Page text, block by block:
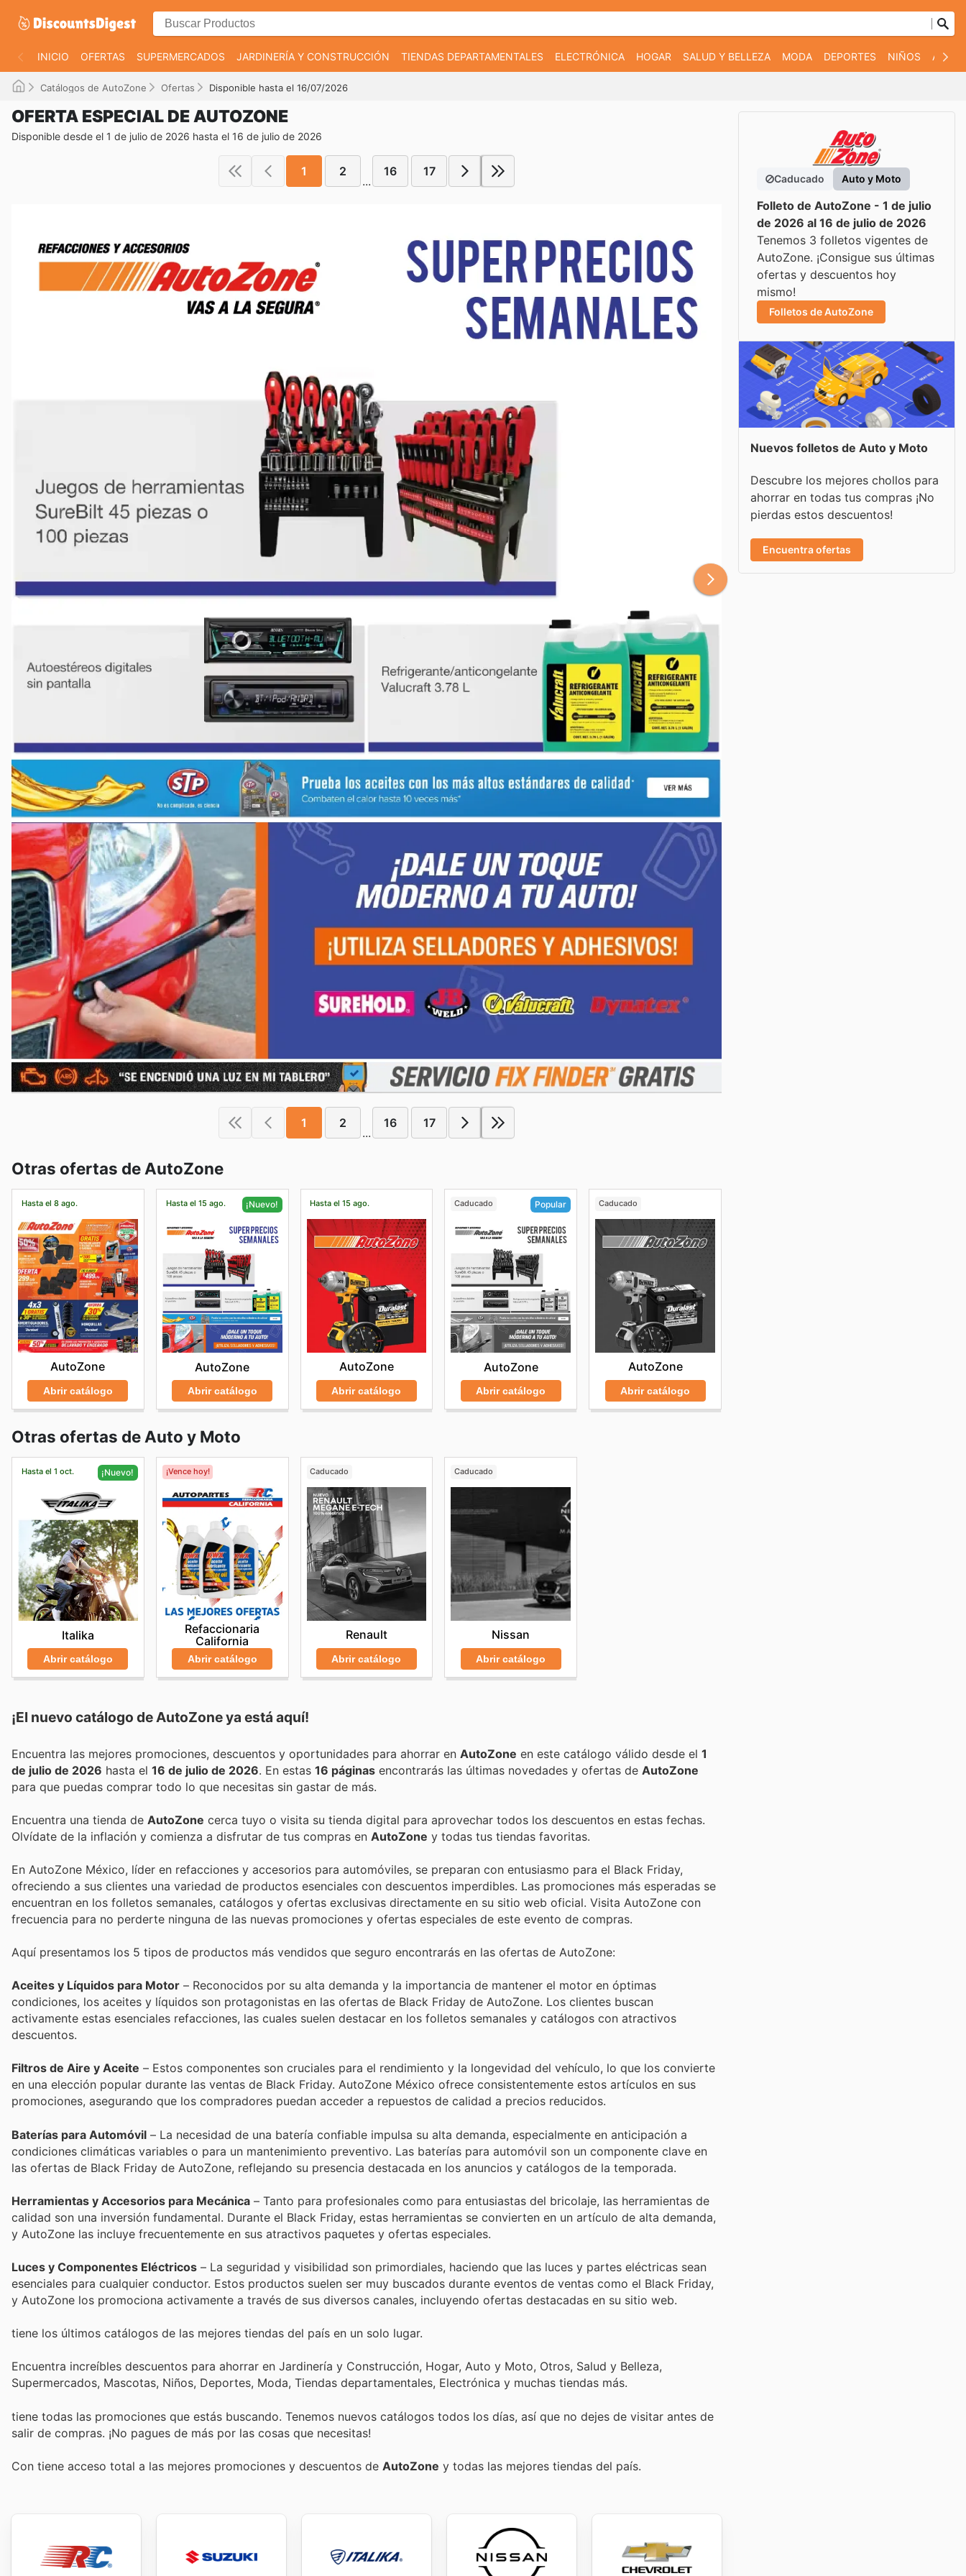
INICIO OFERTAS SUPERMERCADOS JARDINERÍA Y CONSTRUCCIÓN TIENDAS DEPARTAMENTALES ELECTRÓNICA HOGAR SALUD Y BELLEZA MODA DEPORTES NIÑOS AUTO
Catálogos de AutoZone Ofertas Disponible hasta el 16/07/2026
OFERTA ESPECIAL DE AUTOZONE
Disponible desde el 1 de julio de 2026 hasta el 16 de julio de 2026
1 2
...
16 17
1 2
...
16 17
Otras ofertas de AutoZone
Hasta el 8 ago.
AutoZone
Abrir catálogo
Hasta el 15 ago. ¡Nuevo!
AutoZone
Abrir catálogo
Hasta el 15 ago.
AutoZone
Abrir catálogo
Caducado Popular
AutoZone
Abrir catálogo
Caducado
AutoZone
Abrir catálogo
Otras ofertas de Auto y Moto
Hasta el 1 oct. ¡Nuevo!
Italika
Abrir catálogo
¡Vence hoy!
Refaccionaria
California
Abrir catálogo
Caducado
Renault
Abrir catálogo
Caducado
Nissan
Abrir catálogo
¡El nuevo catálogo de AutoZoneya está aquí!
Encuentra las mejores promociones, descuentos y oportunidades para ahorrar en AutoZone en este catálogo válido desde el 1
de julio de 2026 hasta el 16 de julio de 2026 . En estas 16 páginas encontrarás las últimas novedades y ofertas de AutoZone
para que puedas comprar todo lo que necesitas sin gastar de más.
Encuentra una tienda de AutoZone cerca tuyo o visita su tienda digital para aprovechar todos los descuentos en estas fechas.
Olvídate de la inflación y comienza a disfrutar de tus compras en AutoZone y todas tus tiendas favoritas.
En AutoZone México, líder en refacciones y accesorios para automóviles, se preparan con entusiasmo para el Black Friday,
ofreciendo a sus clientes una variedad de productos esenciales con descuentos imperdibles. Las promociones más esperadas se
encuentran en los folletos semanales, catálogos y ofertas exclusivas directamente en su sitio web oficial. Visita AutoZone con
frecuencia para no perderte ninguna de las nuevas promociones y ofertas especiales de este evento de compras.
Aquí presentamos los 5 tipos de productos más vendidos que seguro encontrarás en las ofertas de AutoZone:
Aceites y Líquidos para Motor – Reconocidos por su alta demanda y la importancia de mantener el motor en óptimas
condiciones, los aceites y líquidos son protagonistas en las ofertas de Black Friday de AutoZone. Los clientes buscan
activamente estas esenciales refacciones, las cuales suelen destacar en los folletos semanales y catálogos con atractivos
descuentos.
Filtros de Aire y Aceite – Estos componentes son cruciales para el rendimiento y la longevidad del vehículo, lo que los convierte
en una elección popular durante las ventas de Black Friday. AutoZone México ofrece consistentemente estos artículos en sus
promociones, asegurando que los compradores puedan acceder a repuestos de calidad a precios reducidos.
Baterías para Automóvil – La necesidad de una batería confiable impulsa su alta demanda, especialmente en anticipación a
condiciones climáticas variables o para un mantenimiento preventivo. Las baterías para automóvil son un componente clave en
las ofertas de Black Friday de AutoZone, reflejando su presencia destacada en los anuncios y catálogos de la temporada.
Herramientas y Accesorios para Mecánica – Tanto para profesionales como para entusiastas del bricolaje, las herramientas de
calidad son una inversión fundamental. Durante el Black Friday, estas herramientas se convierten en un artículo de alta demanda,
y AutoZone las incluye frecuentemente en sus atractivos paquetes y ofertas especiales.
Luces y Componentes Eléctricos – La seguridad y visibilidad son primordiales, haciendo que las luces y partes eléctricas sean
esenciales para cualquier conductor. Estos productos suelen ser muy buscados durante eventos de ventas como el Black Friday,
y AutoZone los promociona activamente a través de sus diversos canales, incluyendo ofertas destacadas en su sitio web.
tiene los últimos catálogos de las mejores tiendas del país en un solo lugar.
Encuentra increíbles descuentos para ahorrar en Jardinería y Construcción, Hogar, Auto y Moto, Otros, Salud y Belleza,
Supermercados, Mascotas, Niños, Deportes, Moda, Tiendas departamentales, Electrónica y muchas tiendas más.
tiene todas las promociones que estás buscando. Tenemos nuevos catálogos todos los días, así que no dejes de visitar antes de
salir de compras. ¡No pagues de más por las cosas que necesitas!
Con tiene acceso total a las mejores promociones y descuentos de AutoZone y todas las mejores tiendas del país.
Caducado Auto y Moto
Folleto de AutoZone - 1 de julio
de 2026 al 16 de julio de 2026
Tenemos 3 folletos vigentes de
AutoZone. ¡Consigue sus últimas
ofertas y descuentos hoy
mismo!
Folletos de AutoZone
Nuevos folletos de Auto y Moto
Descubre los mejores chollos para
ahorrar en todas tus compras ¡No
pierdas estos descuentos!
Encuentra ofertas